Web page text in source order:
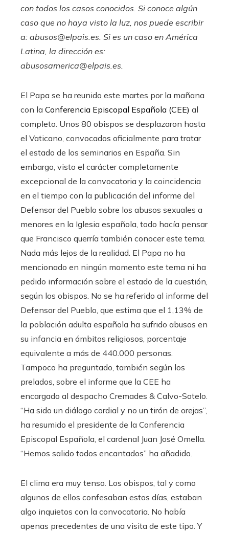
con todos los casos conocidos. Si conoce algún
caso que no haya visto la luz, nos puede escribir
a: abusos@elpais.es. Si es un caso en América
Latina, la dirección es:
abusosamerica@elpais.es.
El Papa se ha reunido este martes por la mañana
con la Conferencia Episcopal Española (CEE) al
completo. Unos 80 obispos se desplazaron hasta
el Vaticano, convocados oficialmente para tratar
el estado de los seminarios en España. Sin
embargo, visto el carácter completamente
excepcional de la convocatoria y la coincidencia
en el tiempo con la publicación del informe del
Defensor del Pueblo sobre los abusos sexuales a
menores en la Iglesia española, todo hacía pensar
que Francisco querría también conocer este tema.
Nada más lejos de la realidad. El Papa no ha
mencionado en ningún momento este tema ni ha
pedido información sobre el estado de la cuestión,
según los obispos. No se ha referido al informe del
Defensor del Pueblo, que estima que el 1,13% de
la población adulta española ha sufrido abusos en
su infancia en ámbitos religiosos, porcentaje
equivalente a más de 440.000 personas.
Tampoco ha preguntado, también según los
prelados, sobre el informe que la CEE ha
encargado al despacho Cremades & Calvo-Sotelo.
“Ha sido un diálogo cordial y no un tirón de orejas”,
ha resumido el presidente de la Conferencia
Episcopal Española, el cardenal Juan José Omella.
“Hemos salido todos encantados” ha añadido.
El clima era muy tenso. Los obispos, tal y como
algunos de ellos confesaban estos días, estaban
algo inquietos con la convocatoria. No había
apenas precedentes de una visita de este tipo. Y